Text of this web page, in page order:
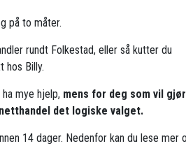
på to måter.
rundt Folkestad, eller så kutter du
hos Billy.
mye hjelp, mens for deg som vil
det logiske valget.
14 dager. Nedenfor kan du lese mer